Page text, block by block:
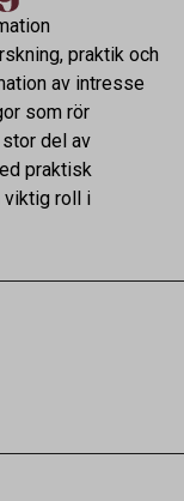
praktik och
av intresse
som rör
del av
praktisk
viktig roll i